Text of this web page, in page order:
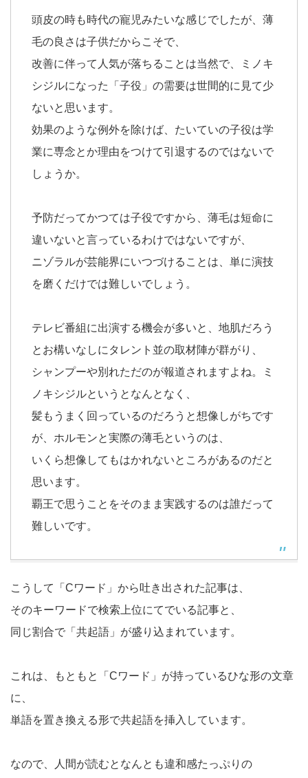
頭皮の時も時代の寵児みたいな感じでしたが、薄
毛の良さは子供だからこそで、
改善に伴って人気が落ちることは当然で、ミノキ
シジルになった「子役」の需要は世間的に見て少
ないと思います。
効果のような例外を除けば、たいていの子役は学
業に専念とか理由をつけて引退するのではないで
しょうか。
予防だってかつては子役ですから、薄毛は短命に
違いないと言っているわけではないですが、
ニゾラルが芸能界にいつづけることは、単に演技
を磨くだけでは難しいでしょう。
テレビ番組に出演する機会が多いと、地肌だろう
とお構いなしにタレント並の取材陣が群がり、
シャンプーや別れただのが報道されますよね。ミ
ノキシジルというとなんとなく、
髪もうまく回っているのだろうと想像しがちです
が、ホルモンと実際の薄毛というのは、
いくら想像してもはかれないところがあるのだと
思います。
覇王で思うことをそのまま実践するのは誰だって
難しいです。
こうして「Cワード」から吐き出された記事は、
そのキーワードで検索上位にてでいる記事と、
同じ割合で「共起語」が盛り込まれています。
これは、もともと「Cワード」が持っているひな形の文章
に、
単語を置き換える形で共起語を挿入しています。
なので、人間が読むとなんとも違和感たっぷりの